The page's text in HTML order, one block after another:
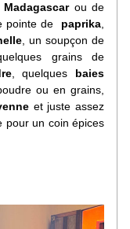
pointe de paprika
, quelques baies
ou en grains,
et juste assez
un coin épices